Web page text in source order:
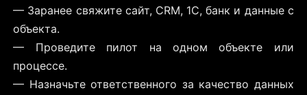
— Заранее свяжите сайт, CRM, 1С, банк и данные с
объекта.
— Проведите пилот на одном объекте или
процессе.
— Назначьте ответственного за качество данных